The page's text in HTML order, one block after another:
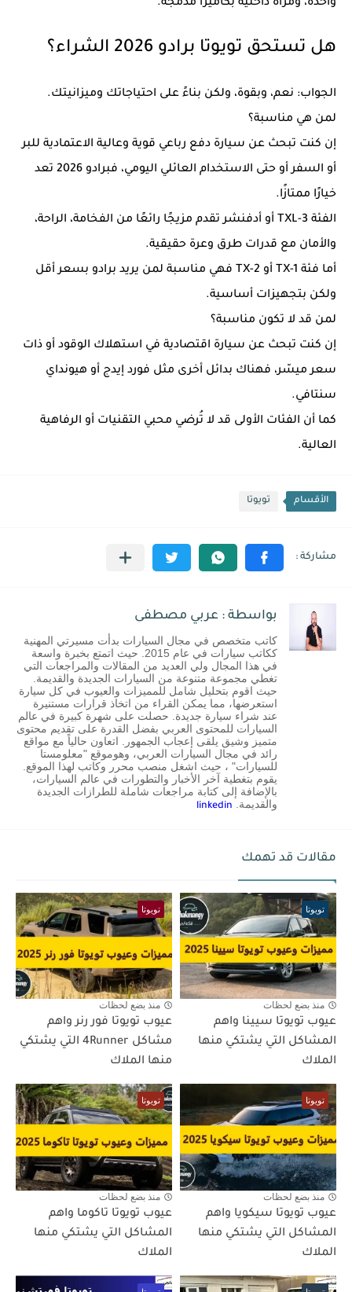
واحدة، ومرآة داخلية بكاميرا مدمجة.
هل تستحق تويوتا برادو 2026 الشراء؟
الجواب: نعم، وبقوة، ولكن بناءً على احتياجاتك وميزانيتك.
لمن هي مناسبة؟
إن كنت تبحث عن سيارة دفع رباعي قوية وعالية الاعتمادية للبر
أو السفر أو حتى الاستخدام العائلي اليومي، فبرادو 2026 تعد
خيارًا ممتازًا.
الفئة TXL-3 أو أدفنشر تقدم مزيجًا رائعًا من الفخامة، الراحة،
والأمان مع قدرات طرق وعرة حقيقية.
أما فئة TX-1 أو TX-2 فهي مناسبة لمن يريد برادو بسعر أقل
ولكن بتجهيزات أساسية.
لمن قد لا تكون مناسبة؟
إن كنت تبحث عن سيارة اقتصادية في استهلاك الوقود أو ذات
سعر ميسّر، فهناك بدائل أخرى مثل فورد إيدج أو هيونداي
سنتافي.
كما أن الفئات الأولى قد لا تُرضي محبي التقنيات أو الرفاهية
العالية.
الأقسام تويوتا
بواسطة : عربي مصطفى
كاتب متخصص في مجال السيارات بدأت مسيرتي المهنية
ككاتب سيارات في عام 2015. حيث اتمتع بخبرة واسعة
في هذا المجال ولي العديد من المقالات والمراجعات التي
تغطي مجموعة متنوعة من السيارات الجديدة والقديمة.
حيث اقوم بتحليل شامل للمميزات والعيوب في كل سيارة
استعرضها، مما يمكن القراء من اتخاذ قرارات مستنيرة
عند شراء سيارة جديدة. حصلت على شهرة كبيرة في عالم
السيارات للمحتوى العربي بفضل القدرة على تقديم محتوى
متميز وشيق يلقى إعجاب الجمهور. اتعاون حالياً مع مواقع
رائد في مجال السيارات العربي، وهوموقع "معلومستا
للسيارات" ، حيث اشغل منصب محرر وكاتب لهذا الموقع.
يقوم بتغطية آخر الأخبار والتطورات في عالم السيارات،
بالإضافة إلى كتابة مراجعات شاملة للطرازات الجديدة
والقديمة.
linkedin
مقالات قد تهمك
تويوتا
منذ بضع لحظات
عيوب تويوتا سيينا واهم
المشاكل التي يشتكي منها
الملاك
تويوتا
منذ بضع لحظات
عيوب تويوتا فور رنر واهم
مشاكل 4Runner التي يشتكي
منها الملاك
تويوتا
منذ بضع لحظات
عيوب تويوتا سيكويا واهم
المشاكل التي يشتكي منها
الملاك
تويوتا
منذ بضع لحظات
عيوب تويوتا تاكوما واهم
المشاكل التي يشتكي منها
الملاك